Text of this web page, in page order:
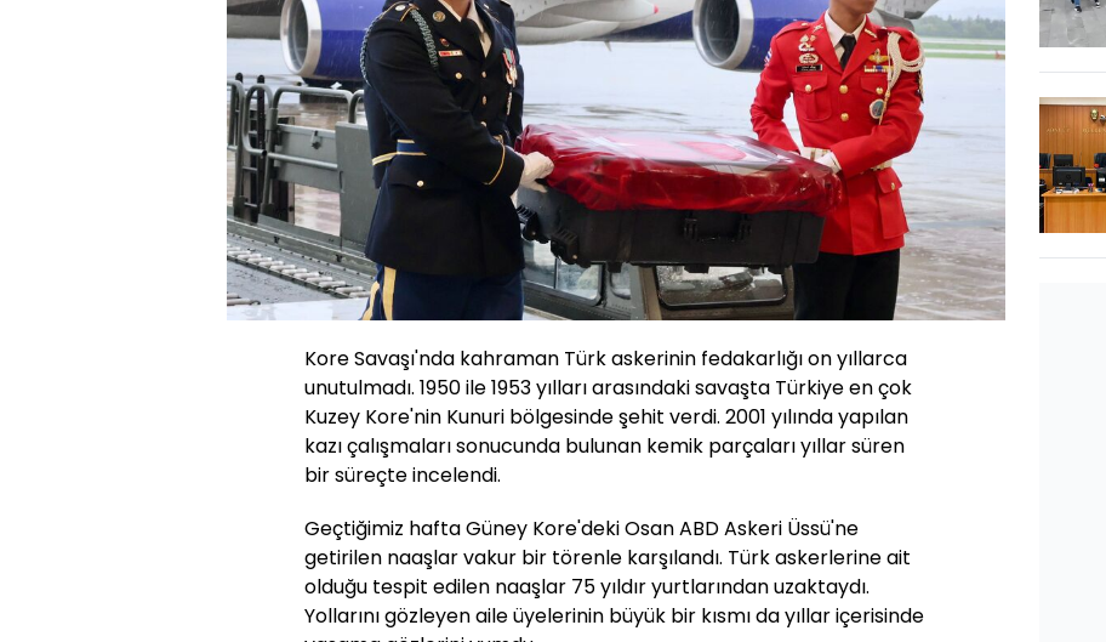
Kore Savaşı'nda kahraman Türk askerinin fedakarlığı on yıllarca
unutulmadı. 1950 ile 1953 yılları arasındaki savaşta Türkiye en çok
Kuzey Kore'nin Kunuri bölgesinde şehit verdi. 2001 yılında yapılan
kazı çalışmaları sonucunda bulunan kemik parçaları yıllar süren
bir süreçte incelendi.
Geçtiğimiz hafta Güney Kore'deki Osan ABD Askeri Üssü'ne
getirilen naaşlar vakur bir törenle karşılandı. Türk askerlerine ait
olduğu tespit edilen naaşlar 75 yıldır yurtlarından uzaktaydı.
Yollarını gözleyen aile üyelerinin büyük bir kısmı da yıllar içerisinde